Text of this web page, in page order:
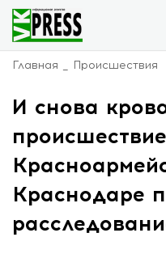
Главная Происшествия
И снова
Краснодаре